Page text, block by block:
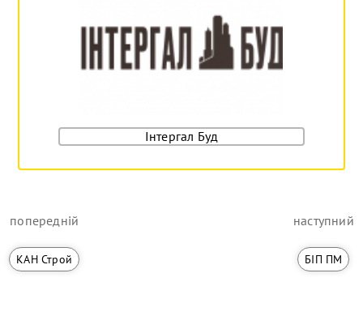
Інтергал Буд
попередній
КАН Строй
наступний
БІП ПМ